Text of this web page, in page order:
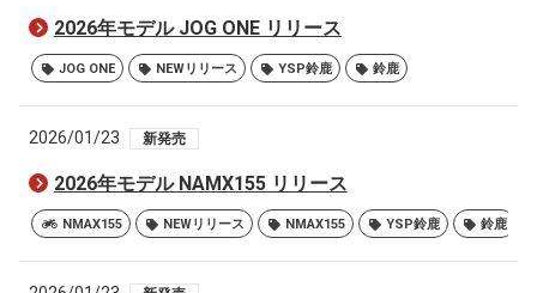
2026年モデル JOG ONE リリース
JOG ONE NEWリリース YSP鈴鹿 鈴鹿
2026/01/23 新発売
2026年モデル NAMX155 リリース
NMAX155 NEWリリース NMAX155 YSP鈴鹿 鈴鹿